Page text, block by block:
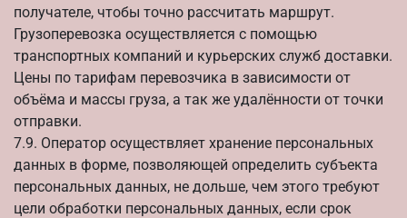
получателе, чтобы точно рассчитать маршрут.
Грузоперевозка осуществляется с помощью
транспортных компаний и курьерских служб доставки.
Цены по тарифам перевозчика в зависимости от
объёма и массы груза, а так же удалённости от точки
отправки.
7.9. Оператор осуществляет хранение персональных
данных в форме, позволяющей определить субъекта
персональных данных, не дольше, чем этого требуют
цели обработки персональных данных, если срок